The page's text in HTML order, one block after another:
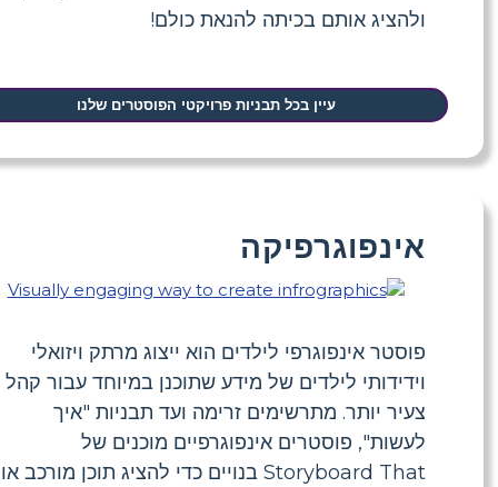
ולהציג אותם בכיתה להנאת כולם!
עיין בכל תבניות פרויקטי הפוסטרים שלנו
אינפוגרפיקה
פוסטר אינפוגרפי לילדים הוא ייצוג מרתק ויזואלי
וידידותי לילדים של מידע שתוכנן במיוחד עבור קהל
צעיר יותר. מתרשימים זרימה ועד תבניות "איך
לעשות", פוסטרים אינפוגרפיים מוכנים של
Storyboard That בנויים כדי להציג תוכן מורכב או